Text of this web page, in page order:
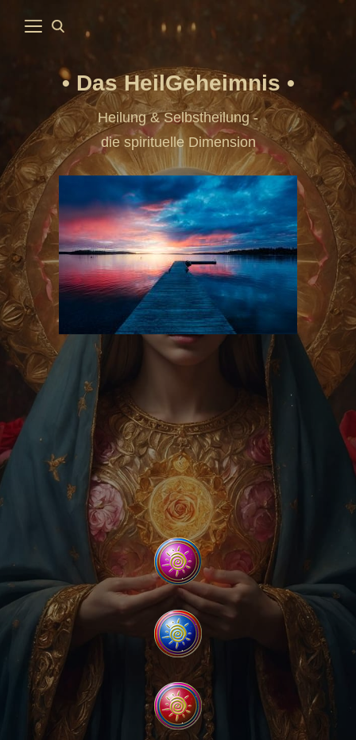
Das HeilGeheimnis
Heilung & Selbstheilung -
die spirituelle Dimension